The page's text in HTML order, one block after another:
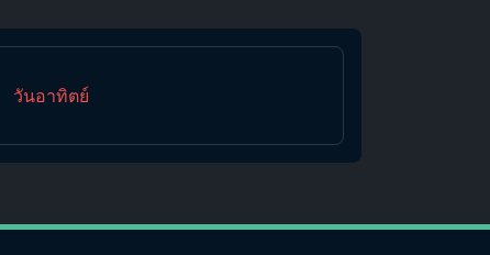
วันอาทิตย์